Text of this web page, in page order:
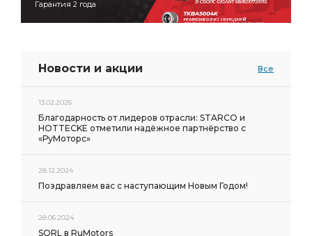
Гарантия 2 года
Новости и акции Все
13.02.2026
Благодарность от лидеров отрасли: STARCO и
HOTTECKE отметили надёжное партнёрство с
«РуМоторс»
28.12.2024
Поздравляем вас с наступающим Новым Годом!
28.06.2024
SORL в RuMotors